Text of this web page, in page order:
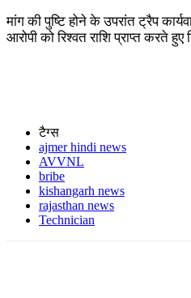
मांग की पुष्टि होने के उपरांत ट्रैप
आरोपी को रिश्वत राशि प्राप्त करते हुए
टैग्स
ajmer hindi news
AVVNL
bribe
kishangarh news
rajasthan news
Technician